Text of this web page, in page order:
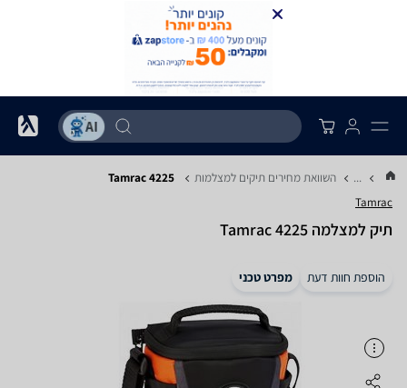
... השוואת מחירים תיקים למצלמות Tamrac 4225
Tamrac
תיק למצלמה Tamrac 4225
הוספת חוות דעת מפרט טכני